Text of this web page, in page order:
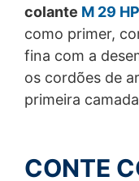
colante M 29 HP
como primer,
fina com a
os cordões de
primeira
CONTE
próprio ou de
alocados no Brasil
armazenados por
em nuvem,
e boas práticas
Sim, você tem